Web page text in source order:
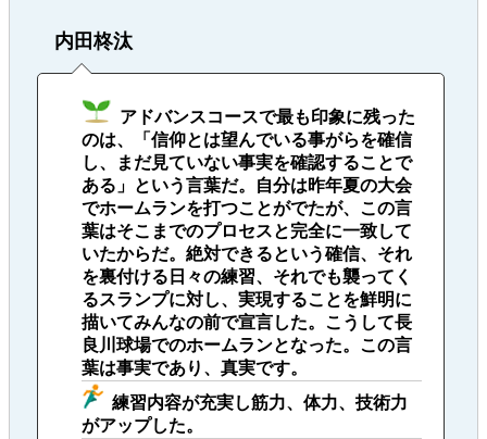
内田柊汰
アドバンスコースで最も印象に残った
のは、「信仰とは望んでいる事がらを確信
し、まだ見ていない事実を確認することで
ある」という言葉だ。自分は昨年夏の大会
でホームランを打つことがでたが、この言
葉はそこまでのプロセスと完全に一致して
いたからだ。絶対できるという確信、それ
を裏付ける日々の練習、それでも襲ってく
るスランプに対し、実現することを鮮明に
描いてみんなの前で宣言した。こうして長
良川球場でのホームランとなった。この言
葉は事実であり、真実です。
練習内容が充実し筋力、体力、技術力
がアップした。